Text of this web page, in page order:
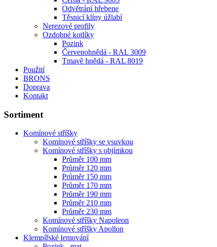
Odvětrání hřebene
Těsnicí klíny úžlabí
Nerezové profily
Ozdobné kotlíky
Pozink
Červenohnědá - RAL 3009
Tmavě hnědá - RAL 8019
Použití
BRONS
Doprava
Kontakt
Sortiment
Komínové stříšky
Komínové stříšky se vsuvkou
Komínové stříšky s objímkou
Průměr 100 mm
Průměr 120 mm
Průměr 150 mm
Průměr 170 mm
Průměr 190 mm
Průměr 210 mm
Průměr 230 mm
Komínové stříšky Napoleon
Komínové stříšky Apollon
Klempířské lemování